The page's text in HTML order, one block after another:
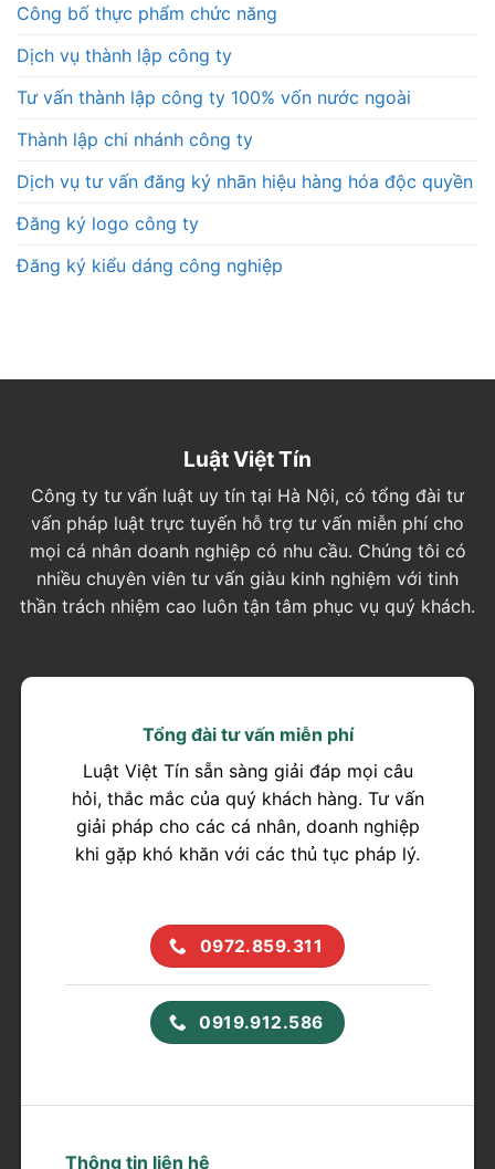
Công bố thực phẩm chức năng
Dịch vụ thành lập công ty
Tư vấn thành lập công ty 100% vốn nước ngoài
Thành lập chi nhánh công ty
Dịch vụ tư vấn đăng ký nhãn hiệu hàng hóa độc quyền
Đăng ký logo công ty
Đăng ký kiểu dáng công nghiệp
Luật Việt Tín
Công ty tư vấn luật uy tín tại Hà Nội, có tổng đài tư
vấn pháp luật trực tuyến hỗ trợ tư vấn miễn phí cho
mọi cá nhân doanh nghiệp có nhu cầu. Chúng tôi có
nhiều chuyên viên tư vấn giàu kinh nghiệm với tinh
thần trách nhiệm cao luôn tận tâm phục vụ quý khách.
Tổng đài tư vấn miễn phí
Luật Việt Tín sẵn sàng giải đáp mọi câu
hỏi, thắc mắc của quý khách hàng. Tư vấn
giải pháp cho các cá nhân, doanh nghiệp
khi gặp khó khăn với các thủ tục pháp lý.
0972.859.311
0919.912.586
Thông tin liên hệ